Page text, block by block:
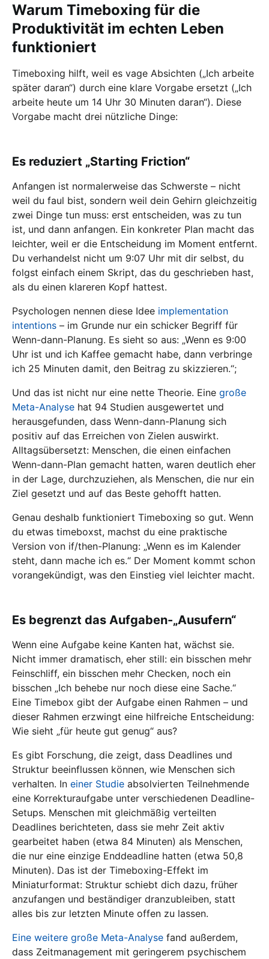
Warum Timeboxing für die
Produktivität im echten Leben
funktioniert
Timeboxing hilft, weil es vage Absichten („Ich arbeite
später daran“) durch eine klare Vorgabe ersetzt („Ich
arbeite heute um 14 Uhr 30 Minuten daran“). Diese
Vorgabe macht drei nützliche Dinge:
Es reduziert „Starting Friction“
Anfangen ist normalerweise das Schwerste – nicht
weil du faul bist, sondern weil dein Gehirn gleichzeitig
zwei Dinge tun muss: erst entscheiden, was zu tun
ist, und dann anfangen. Ein konkreter Plan macht das
leichter, weil er die Entscheidung im Moment entfernt.
Du verhandelst nicht um 9:07 Uhr mit dir selbst, du
folgst einfach einem Skript, das du geschrieben hast,
als du einen klareren Kopf hattest.
Psychologen nennen diese Idee implementation
intentions – im Grunde nur ein schicker Begriff für
Wenn-dann-Planung. Es sieht so aus: „Wenn es 9:00
Uhr ist und ich Kaffee gemacht habe, dann verbringe
ich 25 Minuten damit, den Beitrag zu skizzieren.“;
Und das ist nicht nur eine nette Theorie. Eine große
Meta-Analyse hat 94 Studien ausgewertet und
herausgefunden, dass Wenn-dann-Planung sich
positiv auf das Erreichen von Zielen auswirkt.
Alltagsübersetzt: Menschen, die einen einfachen
Wenn-dann-Plan gemacht hatten, waren deutlich eher
in der Lage, durchzuziehen, als Menschen, die nur ein
Ziel gesetzt und auf das Beste gehofft hatten.
Genau deshalb funktioniert Timeboxing so gut. Wenn
du etwas timeboxst, machst du eine praktische
Version von if/then-Planung: „Wenn es im Kalender
steht, dann mache ich es.“ Der Moment kommt schon
vorangekündigt, was den Einstieg viel leichter macht.
Es begrenzt das Aufgaben-„Ausufern“
Wenn eine Aufgabe keine Kanten hat, wächst sie.
Nicht immer dramatisch, eher still: ein bisschen mehr
Feinschliff, ein bisschen mehr Checken, noch ein
bisschen „Ich behebe nur noch diese eine Sache.“
Eine Timebox gibt der Aufgabe einen Rahmen – und
dieser Rahmen erzwingt eine hilfreiche Entscheidung:
Wie sieht „für heute gut genug“ aus?
Es gibt Forschung, die zeigt, dass Deadlines und
Struktur beeinflussen können, wie Menschen sich
verhalten. In einer Studie absolvierten Teilnehmende
eine Korrekturaufgabe unter verschiedenen Deadline-
Setups. Menschen mit gleichmäßig verteilten
Deadlines berichteten, dass sie mehr Zeit aktiv
gearbeitet haben (etwa 84 Minuten) als Menschen,
die nur eine einzige Enddeadline hatten (etwa 50,8
Minuten). Das ist der Timeboxing-Effekt im
Miniaturformat: Struktur schiebt dich dazu, früher
anzufangen und beständiger dranzubleiben, statt
alles bis zur letzten Minute offen zu lassen.
Eine weitere große Meta-Analyse fand außerdem,
dass Zeitmanagement mit geringerem psychischem